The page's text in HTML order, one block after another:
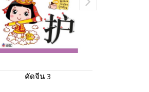
คัดจีน 3